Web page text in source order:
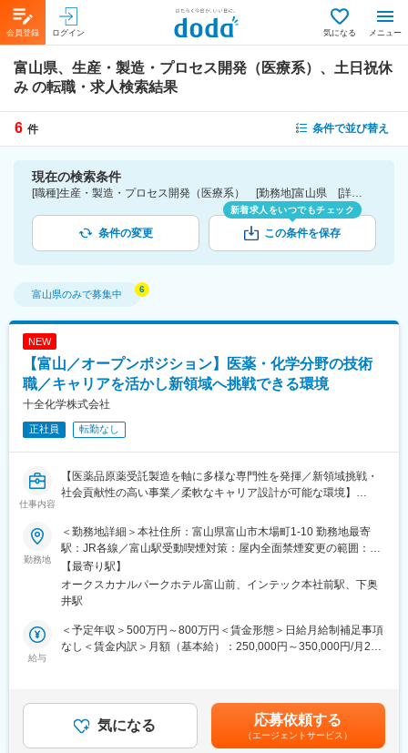
会員登録 ログイン 気になる メニュー
富山県、生産・製造・プロセス開発（医療系）、土日祝休
み の転職・求人検索結果
6 件 条件で並び替え
現在の検索条件
[職種]生産・製造・プロセス開発（医療系） [勤務地]富山県 [詳細条件](休日・働き方)土日祝休み
条件の変更
新着求人をいつでもチェック
この条件を保存
富山県のみで募集中
NEW
【富山／オープンポジション】医薬・化学分野の技術
職／キャリアを活かし新領域へ挑戦できる環境
十全化学株式会社
正社員 転勤なし
仕事内容
【医薬品原薬受託製造を軸に多様な専門性を発揮／新領域挑戦・
社会貢献性の高い事業／柔軟なキャリア設計が可能な環境】
■業務概要
当社は医薬品原薬や重要中間体の製造受託および研究開発支援を
行う富山県拠点の医薬品メーカーです。本ポジションは、これま
でのご経験・ご志向を踏まえ、医薬・化学業界での品質管理／品
質保証／生産技術／設備・環境安全／購買／GMP関連などの技術
職に従事いただきます。
当社内の様々な職種から最適な役割を決定します。配属はご本人
の希望・ご経験と事業戦略、組織状況を考慮したうえで対話を重
品質管理／品質保証／生産技術／設備・環境安全／購買／GMP関
連業務のいずれかをお任せします。
事業拡大フェーズのため、組織づくりや業務改善、新規事業の立
勤務地
＜勤務地詳細＞本社住所：富山県富山市木場町1-10 勤務地最寄
駅：JR各線／富山駅受動喫煙対策：屋内全面禁煙変更の範囲：会
社の定める事業所
【最寄り駅】
オークスカナルパークホテル富山前、インテック本社前駅、下奥
井駅
給与
＜予定年収＞500万円～800万円＜賃金形態＞日給月給制補足事項
なし＜賃金内訳＞月額（基本給）：250,000円～350,000円/月20
くまでも目安の金額であり、選考を通じて上下する可能性があり
ます。月給(月額)は固定手当を含めた表記です。
気になる 応募依頼する
（エージェントサービス）